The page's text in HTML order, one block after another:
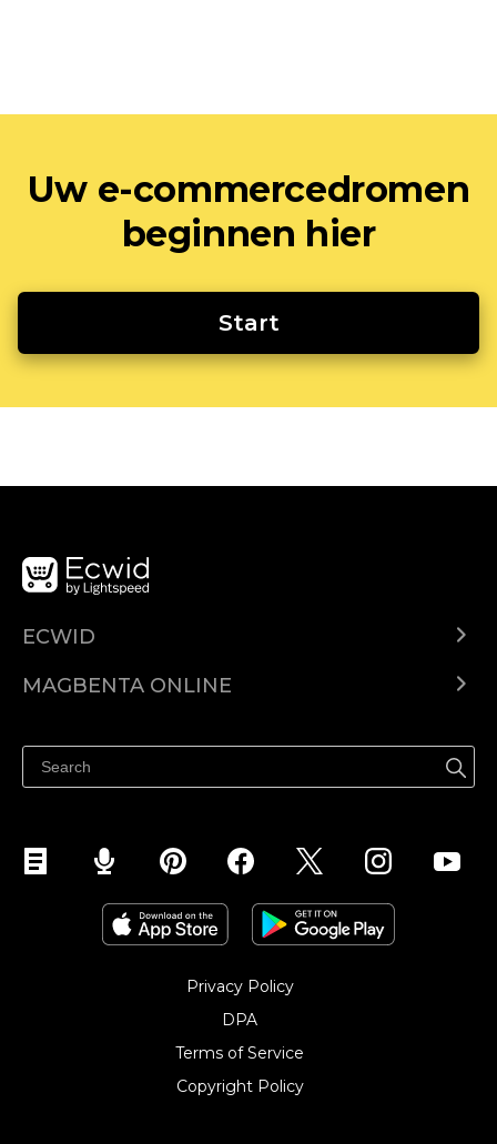
Uw e-commercedromen
beginnen hier
Start
ECWID
Help center
MAGBENTA ONLINE
Ibenta sa Facebook
Privacy Policy
DPA
Terms of Service
Copyright Policy‎